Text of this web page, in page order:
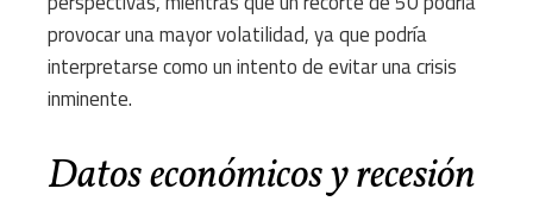
provocar una mayor volatilidad, ya que podría
interpretarse como un intento de evitar una crisis
inminente.
Datos económicos y recesión